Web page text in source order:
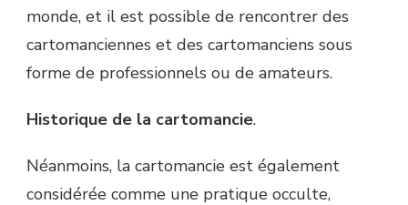
monde, et il est possible de rencontrer des
cartomanciennes et des cartomanciens sous
forme de professionnels ou de amateurs.
Historique de la cartomancie.
Néanmoins, la cartomancie est également
considérée comme une pratique occulte,